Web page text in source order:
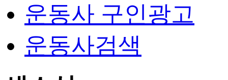
운동사 구인광고
운동사검색